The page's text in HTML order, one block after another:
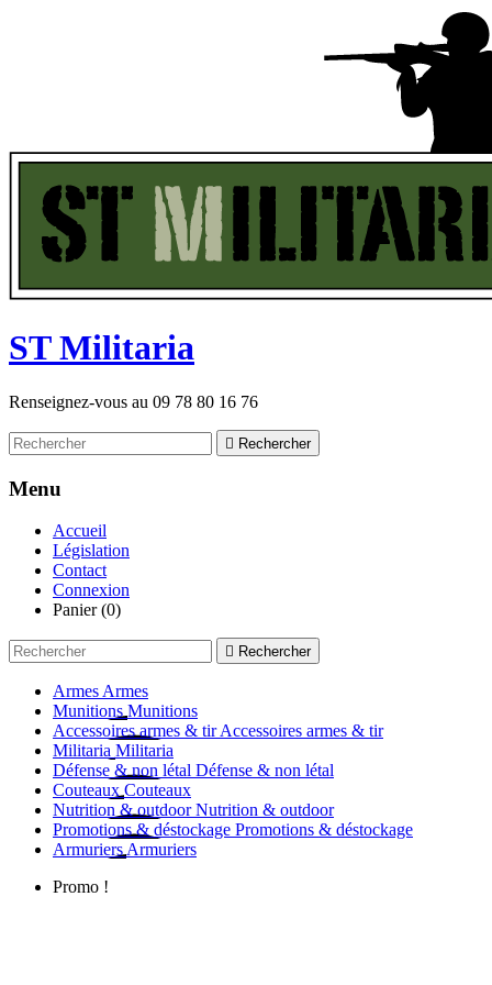
STMilitaria
Renseignez-vous au 09 78 80 16 76
 Rechercher
Menu
Accueil
Législation
Contact
Connexion
Panier (0)
 Rechercher
Armes Armes
Munitions Munitions
Accessoires armes & tir Accessoires armes & tir
Militaria Militaria
Défense & non létal Défense & non létal
Couteaux Couteaux
Nutrition & outdoor Nutrition & outdoor
Promotions & déstockage Promotions & déstockage
Armuriers Armuriers
Promo !